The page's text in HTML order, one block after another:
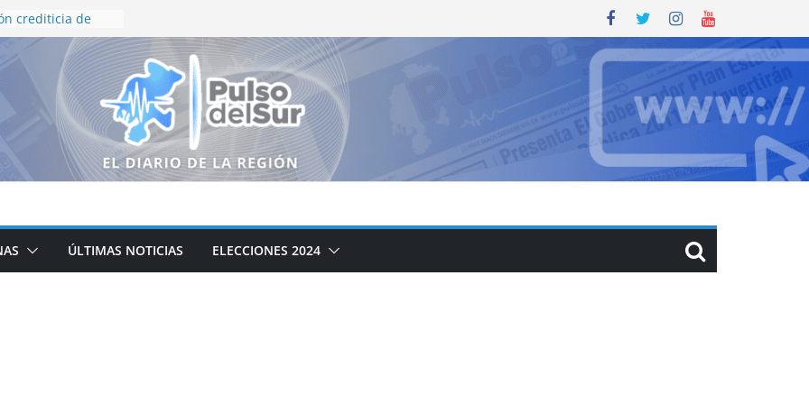
crediticia de
HR Ratings
en finanzas
de Zacatecas
Generalizada
de Zacatecas
integral de
institucional en
al
ÚLTIMAS NOTICIAS ELECCIONES 2024